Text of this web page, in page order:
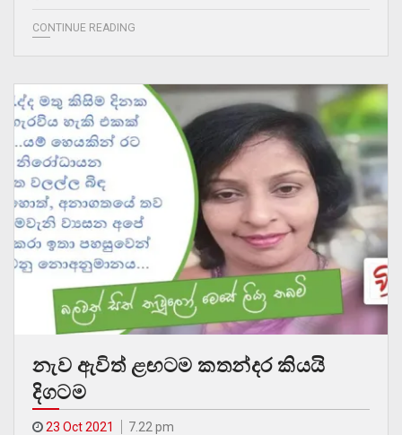
CONTINUE READING
නැව ඇවිත් ළඟටම කතන්දර කියයි
දිගටම
23 Oct 2021 7.22 pm